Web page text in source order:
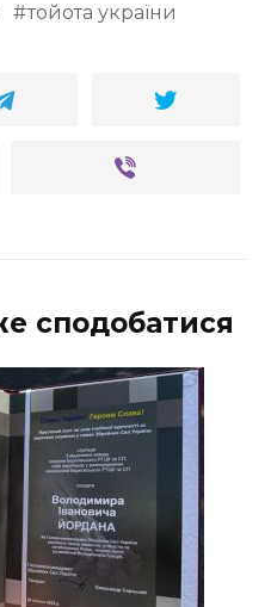
тойота україни
сподобатися